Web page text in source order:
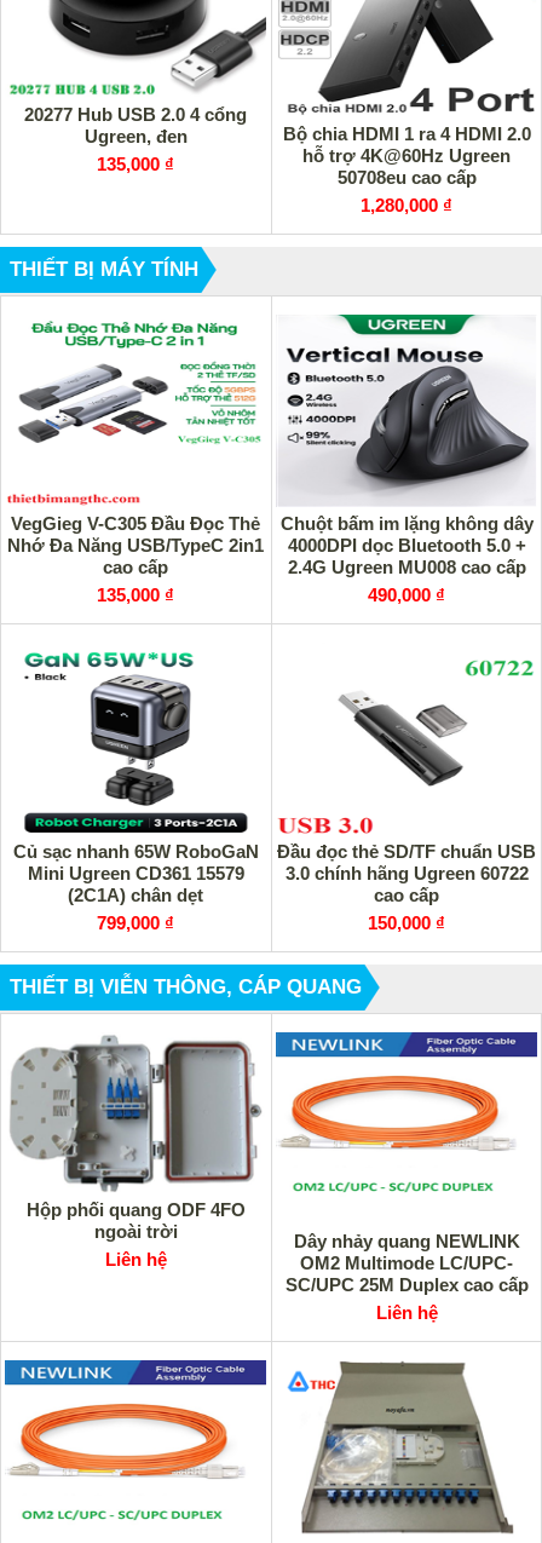
20277 Hub USB 2.0 4 cổng
Ugreen, đen
135,000 ₫
Bộ chia HDMI 1 ra 4 HDMI 2.0
hỗ trợ 4K@60Hz Ugreen
50708eu cao cấp
1,280,000 ₫
THIẾT BỊ MÁY TÍNH
VegGieg V-C305 Đầu Đọc Thẻ
Nhớ Đa Năng USB/TypeC 2in1
cao cấp
135,000 ₫
Chuột bấm im lặng không dây
4000DPI dọc Bluetooth 5.0 +
2.4G Ugreen MU008 cao cấp
490,000 ₫
Củ sạc nhanh 65W RoboGaN
Mini Ugreen CD361 15579
(2C1A) chân dẹt
799,000 ₫
Đầu đọc thẻ SD/TF chuẩn USB
3.0 chính hãng Ugreen 60722
cao cấp
150,000 ₫
THIẾT BỊ VIỄN THÔNG, CÁP QUANG
Hộp phối quang ODF 4FO
ngoài trời
Liên hệ
Dây nhảy quang NEWLINK
OM2 Multimode LC/UPC-
SC/UPC 25M Duplex cao cấp
Liên hệ